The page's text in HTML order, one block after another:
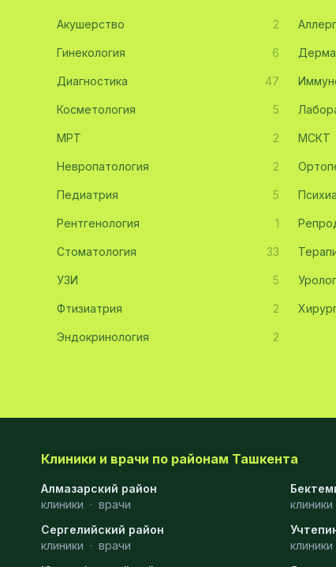
Невропатология
Эмбриология
Акушерство
Ортопедия
Массаж
Стационар 11
МРТ
Проктология
Акушерство 2
Гинекология 6
Диагностика 47
Косметология 5
МРТ 2 МСКТ
Невропатология 2
Педиатрия 5
Рентгенология 1
Стоматология 33
УЗИ 5
Фтизиатрия 2
Эндокринология 2
Клиники и врачи по районам Ташкента
Алмазарский район
клиники · врачи
клиники
Сергелийский район
клиники · врачи
клиники